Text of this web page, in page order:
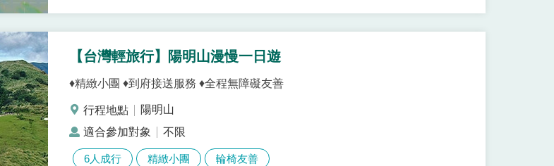
【台灣輕旅行】陽明山漫慢一日遊
♦精緻小團 ♦到府接送服務 ♦全程無障礙友善
陽明山
不限
6人成行 精緻小團 輪椅友善